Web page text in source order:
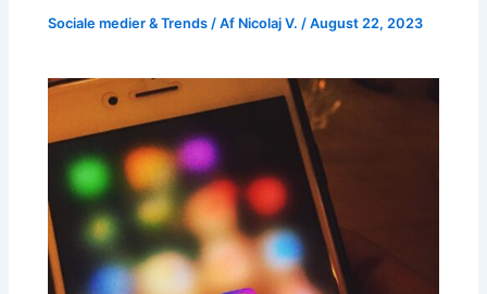
Sociale medier & Trends / Af Nicolaj V./August 22, 2023